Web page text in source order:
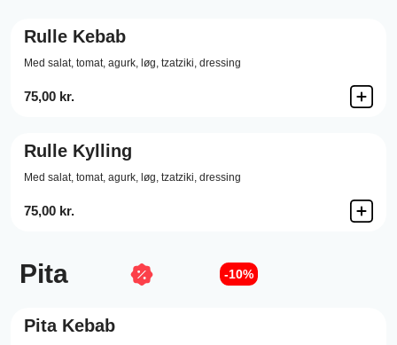
Rulle Kebab
Med salat, tomat, agurk, løg, tzatziki, dressing
75,00 kr.
Rulle Kylling
Med salat, tomat, agurk, løg, tzatziki, dressing
75,00 kr.
Pita -10%
Pita Kebab